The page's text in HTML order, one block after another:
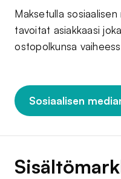
Maksetulla
tavoitat asiakkaasi
ostopolkunsa
Sosiaalisen